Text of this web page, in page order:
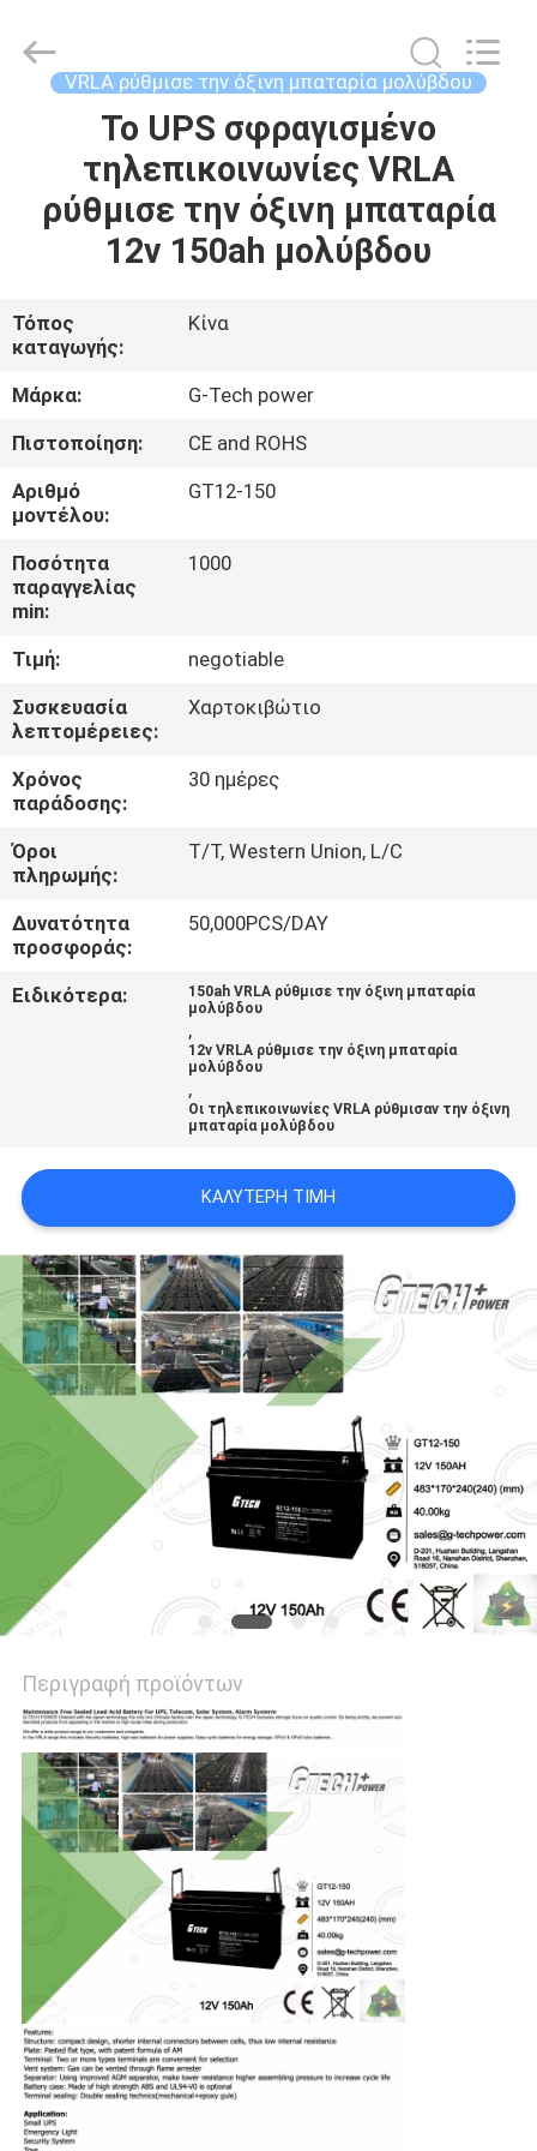
ΠΡΟΪΌΝΤΑ
ΜΕ
ΕΜΆΣ
ΕΠΙΣΚΕΨΉ
ΕΡΓΟΣΤΑΣΊΟΥ
ΈΛΕΓΧΟΣ
ΠΟΙΌΤΗΤΑΣ
ΕΠΙΚΟΙΝΩΝΉΣΤΕ
ΜΑΖΊ
ΕΙΔΉΣΕΙΣ
ΖΗΤΉΣΤΕ
ΜΙΑ
ΠΡΟΣΦΟΡΆ
ΜΥΣΤΙΚΌΤΗΤΑΣ
POWER
GROUP.
VRLA ρύθμισε την όξινη μπαταρία μολύβδου
Το UPS σφραγισμένο
τηλεπικοινωνίες VRLA
ρύθμισε την όξινη μπαταρία
12v 150ah μολύβδου
Τόπος
καταγωγής:
Κίνα
Μάρκα:
G-Tech power
Πιστοποίηση:
CE and ROHS
Αριθμό
μοντέλου:
GT12-150
Ποσότητα
παραγγελίας
min:
1000
Τιμή:
negotiable
Συσκευασία
λεπτομέρειες:
Χαρτοκιβώτιο
Χρόνος
παράδοσης:
30 ημέρες
Όροι
πληρωμής:
T/T, Western Union, L/C
Δυνατότητα
προσφοράς:
50,000PCS/DAY
Ειδικότερα:
150ah VRLA ρύθμισε την όξινη μπαταρία
μολύβδου
,
12v VRLA ρύθμισε την όξινη μπαταρία
μολύβδου
,
Οι τηλεπικοινωνίες VRLA ρύθμισαν την όξινη
μπαταρία μολύβδου
ΚΑΛΎΤΕΡΗ ΤΙΜΉ
Περιγραφή προϊόντων